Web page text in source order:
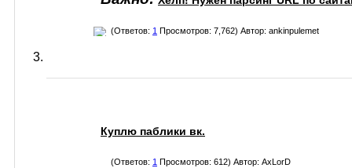
(Ответов: 1 Просмотров: 7,762) Автор: ankinpulemet
Куплю паблики вк.
(Ответов: 1 Просмотров: 612) Автор: AxLorD